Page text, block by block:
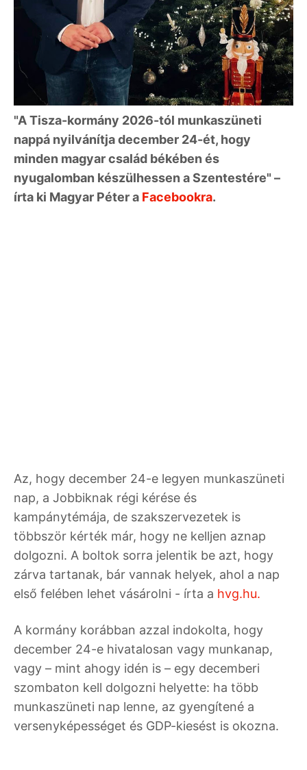
"A Tisza-kormány 2026-tól munkaszüneti
nappá nyilvánítja december 24-ét, hogy
minden magyar család békében és
nyugalomban készülhessen a Szentestére" –
írta ki Magyar Péter a Facebookra.
Az, hogy december 24-e legyen munkaszüneti
nap, a Jobbiknak régi kérése és
kampánytémája, de szakszervezetek is
többször kérték már, hogy ne kelljen aznap
dolgozni. A boltok sorra jelentik be azt, hogy
zárva tartanak, bár vannak helyek, ahol a nap
első felében lehet vásárolni - írta a hvg.hu.
A kormány korábban azzal indokolta, hogy
december 24-e hivatalosan vagy munkanap,
vagy – mint ahogy idén is – egy decemberi
szombaton kell dolgozni helyette: ha több
munkaszüneti nap lenne, az gyengítené a
versenyképességet és GDP-kiesést is okozna.